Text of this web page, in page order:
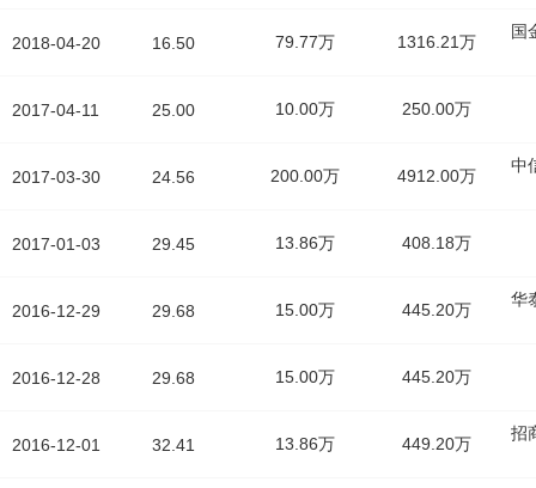
2018-04-20
2017-04-11
2017-03-30
2017-01-03
2016-12-29
2016-12-28
2016-12-01
16.50 79.77万 1316.21万
国
25.00 10.00万 250.00万
24.56 200.00万 4912.00万
中
29.45 13.86万 408.18万
29.68 15.00万 445.20万
华
29.68 15.00万 445.20万
32.41 13.86万 449.20万
招